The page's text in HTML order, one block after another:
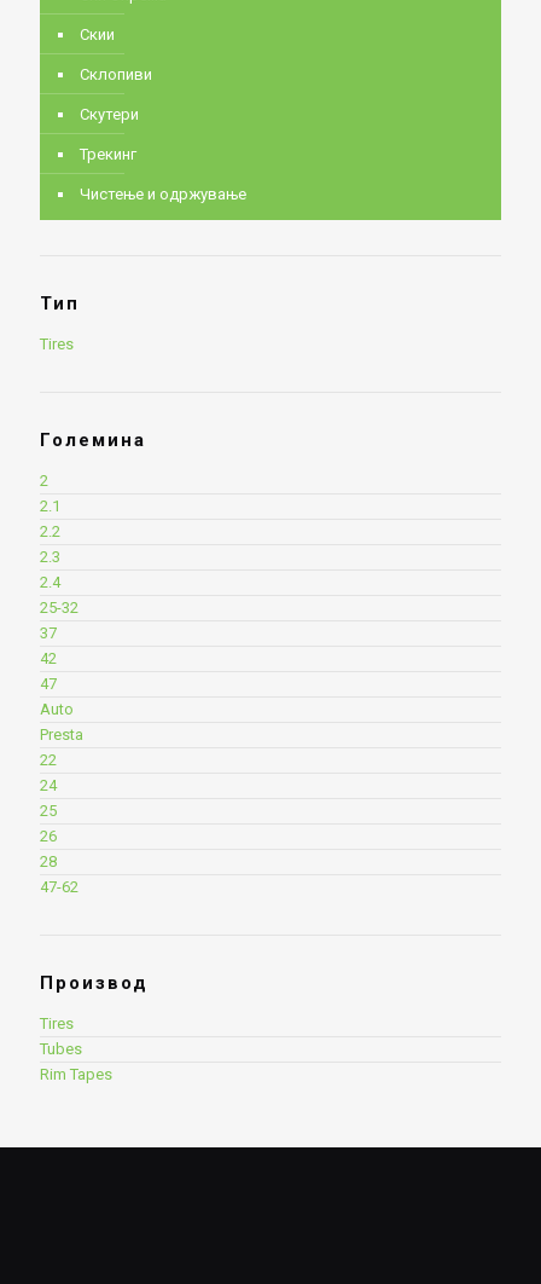
Скии
Склопиви
Скутери
Трекинг
Чистење и одржување
Тип
Tires
Големина
2
2.1
2.2
2.3
2.4
25-32
37
42
47
Auto
Presta
22
24
25
26
28
47-62
Производ
Tires
Tubes
Rim Tapes